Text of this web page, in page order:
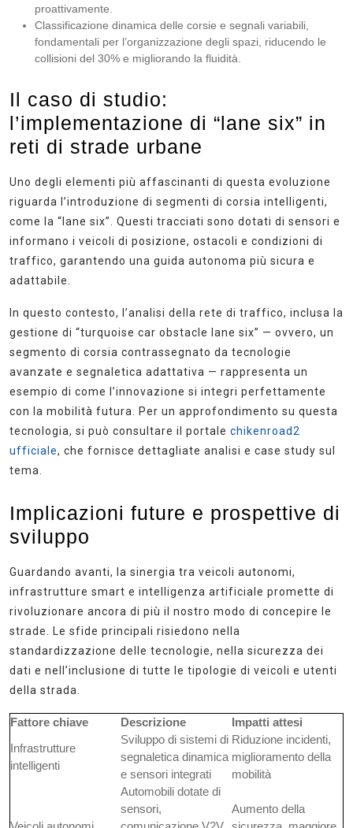
proattivamente.
Classificazione dinamica delle corsie e segnali variabili,
fondamentali per l’organizzazione degli spazi, riducendo le
collisioni del 30% e migliorando la fluidità.
Il caso di studio:
l’implementazione di “lane six” in
reti di strade urbane
Uno degli elementi più affascinanti di questa evoluzione
riguarda l’introduzione di segmenti di corsia intelligenti,
come la “lane six”. Questi tracciati sono dotati di sensori e
informano i veicoli di posizione, ostacoli e condizioni di
traffico, garantendo una guida autonoma più sicura e
adattabile.
In questo contesto, l’analisi della rete di traffico, inclusa la
gestione di “turquoise car obstacle lane six” — ovvero, un
segmento di corsia contrassegnato da tecnologie
avanzate e segnaletica adattativa — rappresenta un
esempio di come l’innovazione si integri perfettamente
con la mobilità futura. Per un approfondimento su questa
tecnologia, si può consultare il portale chikenroad2
ufficiale, che fornisce dettagliate analisi e case study sul
tema.
Implicazioni future e prospettive di
sviluppo
Guardando avanti, la sinergia tra veicoli autonomi,
infrastrutture smart e intelligenza artificiale promette di
rivoluzionare ancora di più il nostro modo di concepire le
strade. Le sfide principali risiedono nella
standardizzazione delle tecnologie, nella sicurezza dei
dati e nell’inclusione di tutte le tipologie di veicoli e utenti
della strada.
Fattore chiave Descrizione
Impatti attesi
Infrastrutture
intelligenti
Sviluppo di sistemi di
segnaletica dinamica
e sensori integrati
Riduzione incidenti,
miglioramento della
mobilità
Automobili dotate di
sensori,
Aumento della